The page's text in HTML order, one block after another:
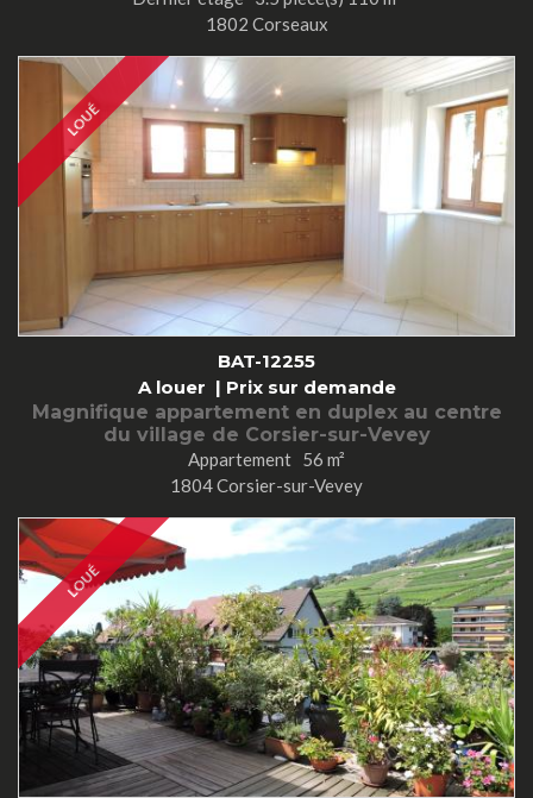
1802 Corseaux
LOUÉ
BAT-12255
A louer | Prix sur demande
Magnifique appartement en duplex au centre
du village de Corsier-sur-Vevey
Appartement 56 m²
1804 Corsier-sur-Vevey
LOUÉ